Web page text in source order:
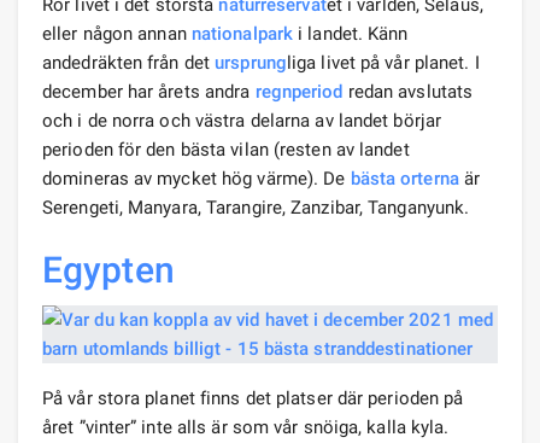
Rör livet i det största naturreservatet i världen, Selaus,
eller någon annan nationalpark i landet. Känn
andedräkten från detursprungliga livet på vår planet. I
december har årets andra regnperiod redan avslutats
och i de norra och västra delarna av landet börjar
perioden för den bästa vilan (resten av landet
domineras av mycket hög värme). De bästa orternaär
Serengeti, Manyara, Tarangire, Zanzibar, Tanganyunk.
Egypten
På vår stora planet finns det platser där perioden på
året ”vinter” inte alls är som vår snöiga, kalla kyla.